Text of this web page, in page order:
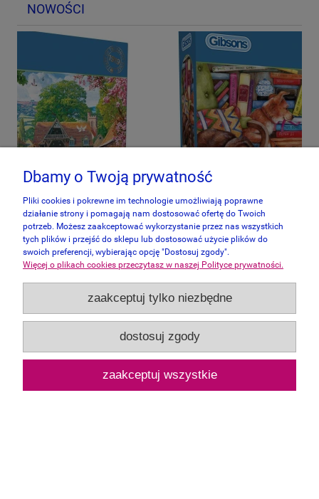
NOWOŚCI
99,00 zł
do koszyka
Dbamy o Twoją prywatność
Pliki cookies i pokrewne im technologie umożliwiają poprawne
działanie strony i pomagają nam dostosować ofertę do Twoich
potrzeb. Możesz zaakceptować wykorzystanie przez nas wszystkich
tych plików i przejść do sklepu lub dostosować użycie plików do
swoich preferencji, wybierając opcję "Dostosuj zgody".
Więcej o plikach cookies przeczytasz w naszej Polityce prywatności.
zaakceptuj tylko niezbędne
dostosuj zgody
zaakceptuj wszystkie